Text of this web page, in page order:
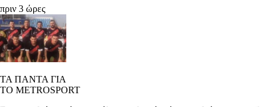
πριν 3 ώρες
ΤΑ ΠΑΝΤΑ ΓΙΑ
ΤΟ METROSPORT